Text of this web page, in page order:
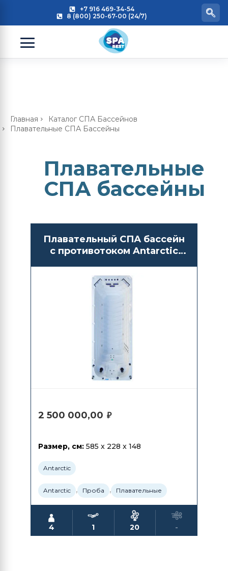
+7 916 469-34-54
8 (800) 250-67-00 (24/7)
Главная
Каталог СПА Бассейнов
Плавательные СПА Бассейны
Плавательные
СПА бассейны
Плавательный СПА бассейн
с противотоком Antarctic
2 500 000,00 ₽
Размер, см: 585 x 228 x 148
Antarctic
Antarctic , Проба , Плавательные
4 1 20 -